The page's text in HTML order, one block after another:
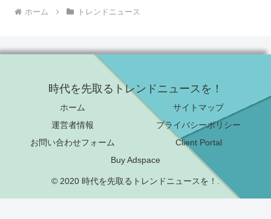
ホーム トレンドニュース
時代を先取るトレンドニュースを！
ホーム
サイトマップ
運営者情報
プライバシーポリシー
お問い合わせフォーム
Client Portal
Buy Adspace
© 2020 時代を先取るトレンドニュースを！.